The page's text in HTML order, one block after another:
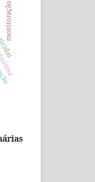
monitoração